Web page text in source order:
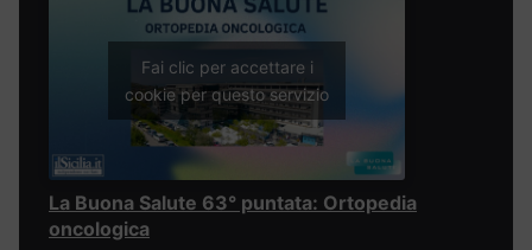
Fai clic per accettare i
cookie per questo servizio
La Buona Salute 63° puntata: Ortopedia
oncologica